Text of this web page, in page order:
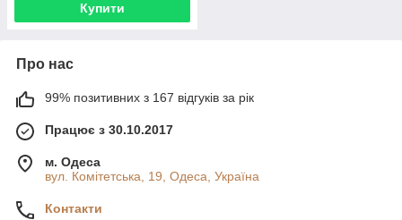
Купити
Про нас
99% позитивних з 167 відгуків за рік
Працює з 30.10.2017
м. Одеса
вул. Комітетська, 19, Одеса, Україна
Контакти